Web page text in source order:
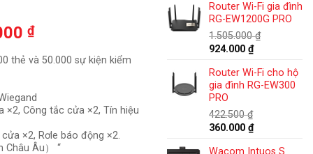
₫Giá
tại
4.140.000 ₫.
thẻ và 50.000 sự kiện kiểm
×2, Công tắc cửa ×2, Tín hiệu
×2, Rơle báo động ×2.
Châu Âu） “
Router Wi-Fi gia đình
RG-EW1200G PRO
1.505.000₫
Giá
là:
1.505.000 ₫.
924.000 ₫Giá
tại
là:
Router Wi-Fi cho hộ
gia đình RG-EW300
PRO
422.500₫
Giá
360.000 ₫Giá
Wacom Intuos S